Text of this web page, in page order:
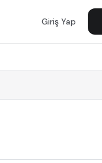
Giriş Yap